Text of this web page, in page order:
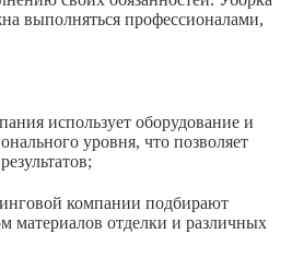
выполняться профессионалами,
использует оборудование и
уровня, что позволяет
компании подбирают
материалов отделки и различных